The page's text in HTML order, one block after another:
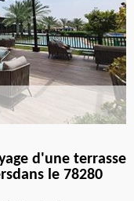
d'une terrasse
le 78280